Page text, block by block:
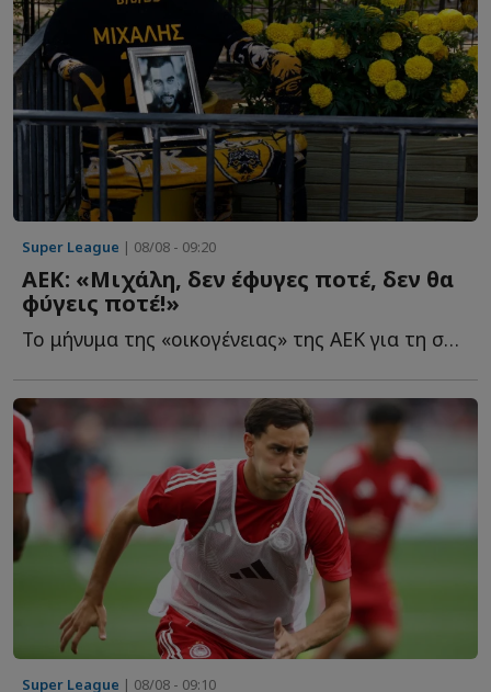
Super League | 08/08 - 09:20
ΑΕΚ: «Μιχάλη, δεν έφυγες ποτέ, δεν θα
φύγεις ποτέ!»
Το μήνυμα της «οικογένειας» της ΑΕΚ για τη συμπλήρωση τ...
Super League | 08/08 - 09:10